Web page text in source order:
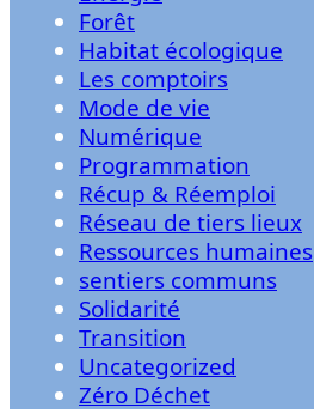
Forêt
Habitat écologique
Les comptoirs
Mode de vie
Numérique
Programmation
Récup & Réemploi
Réseau de tiers lieux
Ressources humaines
sentiers communs
Solidarité
Transition
Uncategorized
Zéro Déchet